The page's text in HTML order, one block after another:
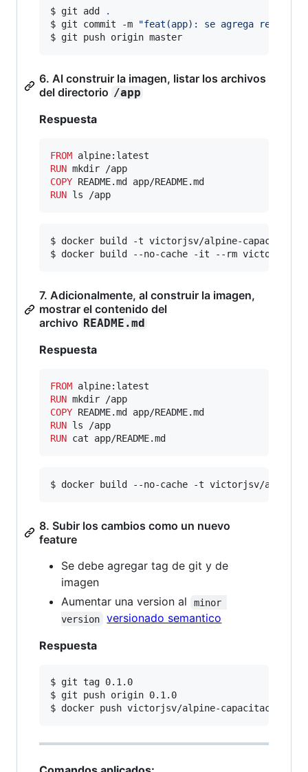
$ git add
.
$ git commit -m
"feat(app): se agrega
$ git push origin master
6. Al construir la imagen, listar los archivos
del directorio /app
Respuesta
FROM
RUN
COPY
RUN ls /app
$ docker build -t victorjsv/alpine-
$ docker build --no-cache -it --rm victorjsv/
7. Adicionalmente, al construir la imagen,
mostrar el contenido del
archivo README.md
Respuesta
FROM
RUN
COPY
RUN
RUN cat app/README.md
$ docker build --no-cache -t victorjsv/alpine-
8. Subir los cambios como un nuevo
feature
Se debe agregar tag de git y de
imagen
Aumentar una version al
minor
version
versionado semantico
Respuesta
$ git tag 0.1.0
$ git push origin 0.1.0
$ docker push victorjsv/alpine-capacitacion-